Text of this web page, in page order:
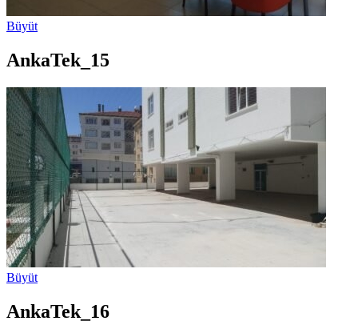
Büyüt
AnkaTek_15
Büyüt
AnkaTek_16